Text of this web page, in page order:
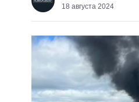
18 августа 2024